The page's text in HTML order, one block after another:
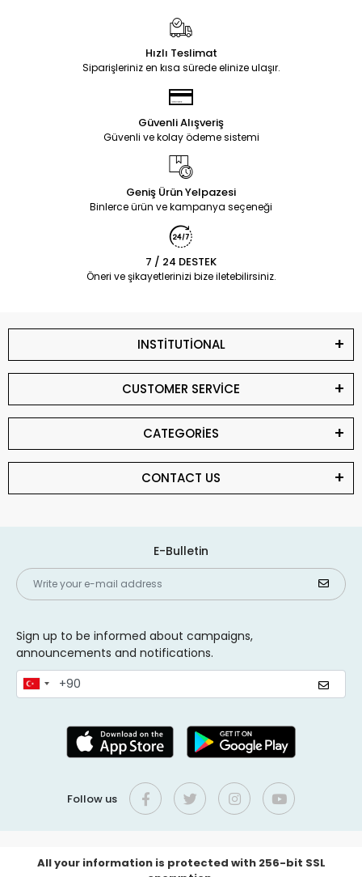
Hızlı Teslimat
Siparişleriniz en kısa sürede elinize ulaşır.
Güvenli Alışveriş
Güvenli ve kolay ödeme sistemi
Geniş Ürün Yelpazesi
Binlerce ürün ve kampanya seçeneği
7 / 24 DESTEK
Öneri ve şikayetlerinizi bize iletebilirsiniz.
INSTİTUTİONAL
CUSTOMER SERVİCE
CATEGORİES
CONTACT US
E-Bulletin
Sign up to be informed about campaigns,
announcements and notifications.
Follow us
All your information is protected with 256-bit SSL